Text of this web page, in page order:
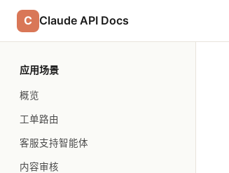
C Claude API Docs
应用场景
概览
工单路由
客服支持智能体
内容审核